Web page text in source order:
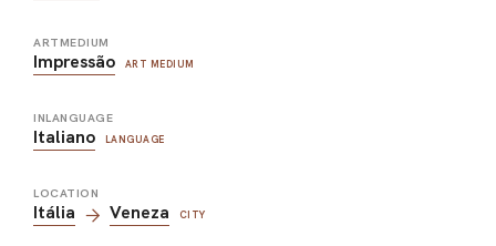
ARTMEDIUM
Impressão ART MEDIUM
INLANGUAGE
Italiano LANGUAGE
LOCATION
Itália Veneza CITY